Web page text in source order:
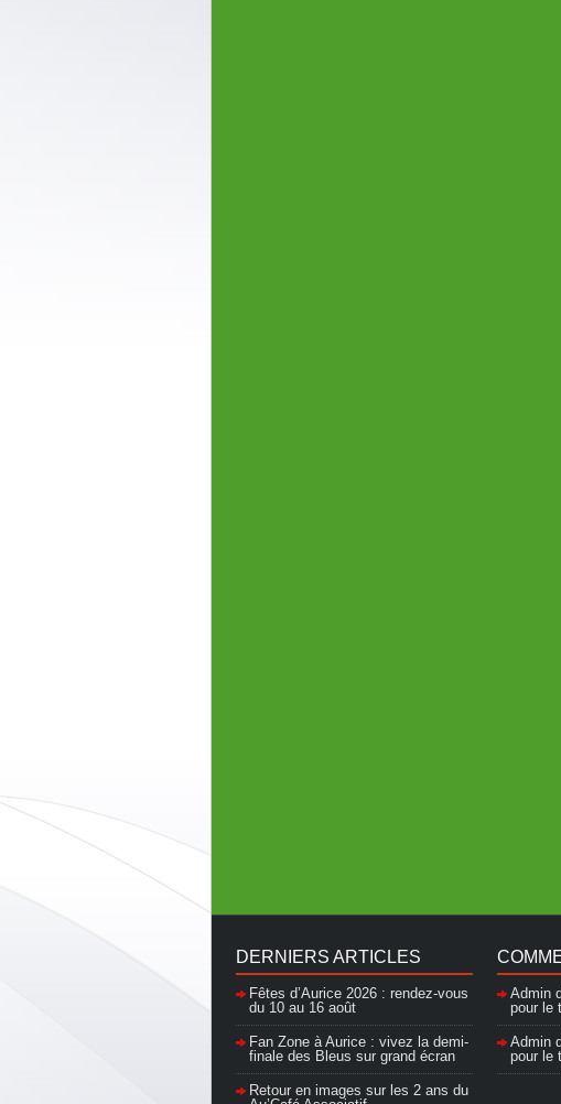
DERNIERS ARTICLES
Fêtes d’Aurice 2026 : rendez-vous
du 10 au 16 août
Fan Zone à Aurice : vivez la demi-
finale des Bleus sur grand écran
Retour en images sur les 2 ans du
Admin
pour le
Admin
pour le